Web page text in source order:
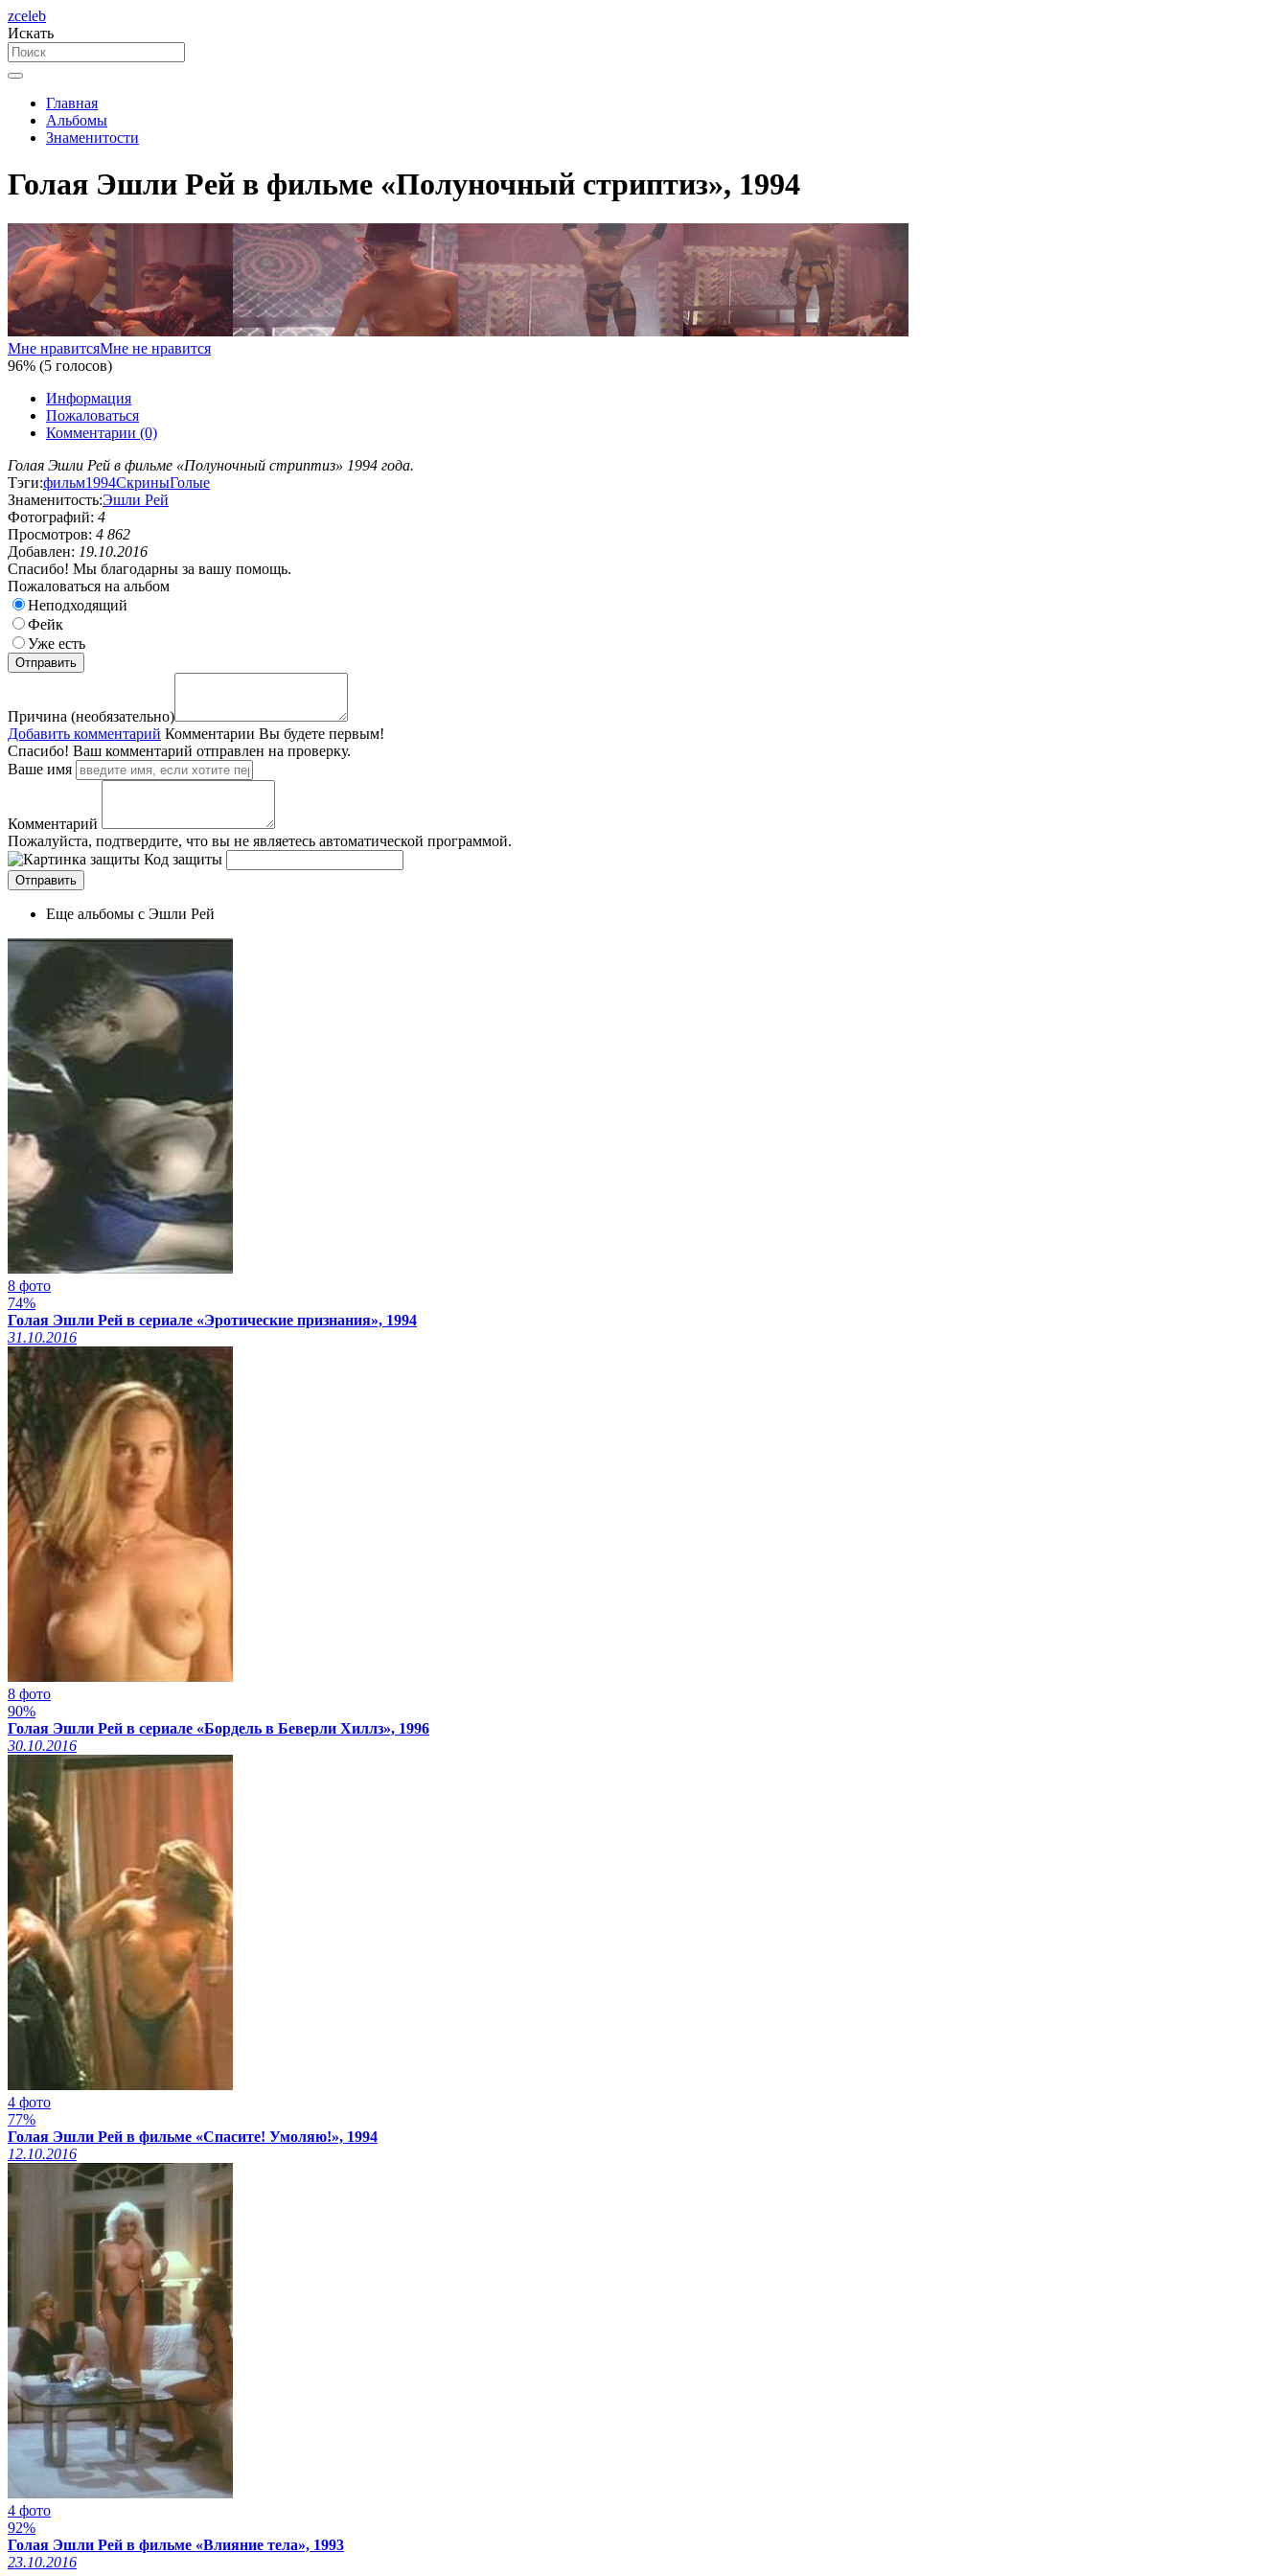
zceleb
Искать
Главная
Альбомы
Знаменитости
Голая Эшли Рей в фильме «Полуночный стриптиз», 1994
Мне нравитсяМне не нравится
96% (5 голосов)
Информация
Пожаловаться
Комментарии (0)
Голая Эшли Рей в фильме «Полуночный стриптиз» 1994 года.
Тэги:фильм1994СкриныГолые
Знаменитость:Эшли Рей
Фотографий: 4
Просмотров: 4 862
Добавлен: 19.10.2016
Спасибо! Мы благодарны за вашу помощь.
Пожаловаться на альбом
Неподходящий
Фейк
Уже есть
Причина (необязательно)
Добавить комментарий Комментарии Вы будете первым!
Спасибо! Ваш комментарий отправлен на проверку.
Ваше имя
Комментарий
Пожалуйста, подтвердите, что вы не являетесь автоматической программой.
Код защиты
Еще альбомы с Эшли Рей
8 фото
74%
Голая Эшли Рей в сериале «Эротические признания», 1994
31.10.2016
8 фото
90%
Голая Эшли Рей в сериале «Бордель в Беверли Хиллз», 1996
30.10.2016
4 фото
77%
Голая Эшли Рей в фильме «Спасите! Умоляю!», 1994
12.10.2016
4 фото
92%
Голая Эшли Рей в фильме «Влияние тела», 1993
23.10.2016